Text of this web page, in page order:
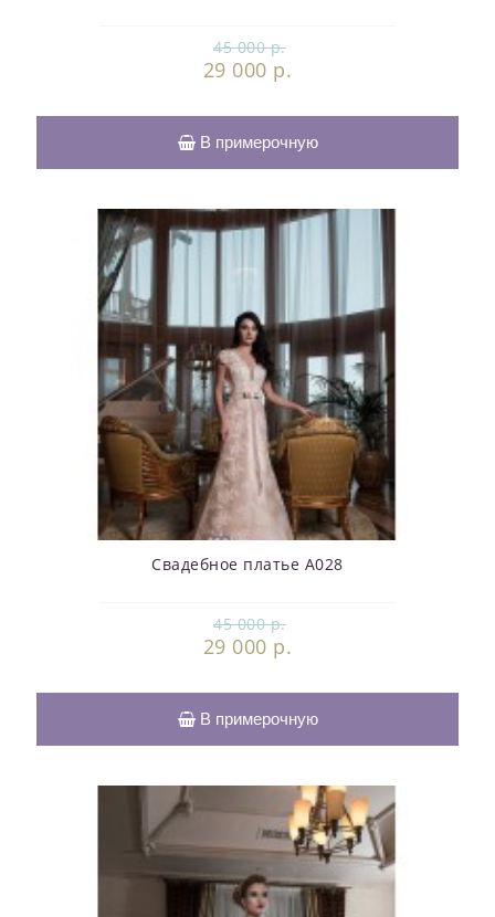
45 000 р.
29 000 р.
В примерочную
Свадебное платье А028
45 000 р.
29 000 р.
В примерочную